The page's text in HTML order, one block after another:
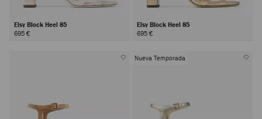
Elsy Block Heel 85
695 €
Elsy Block Heel 85
695 €
Nueva Temporada